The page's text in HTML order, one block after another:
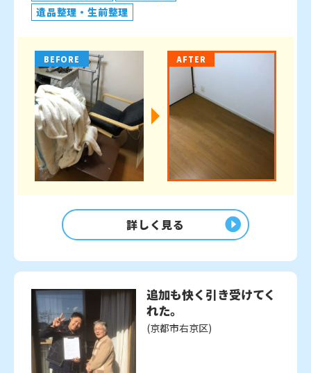
遺品整理・生前整理
BEFORE AFTER
詳しく見る
追加も快く引き受けてく
れた。
(京都市右京区)